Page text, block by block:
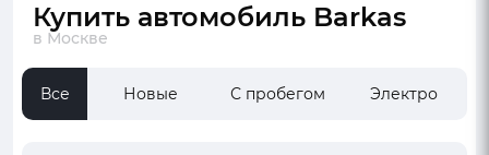
Купить автомобиль Barkas
в Москве
Все Новые С пробегом Электро